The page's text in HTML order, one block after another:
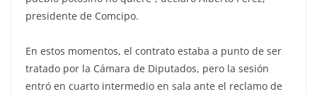
presidente de Comcipo.
En estos momentos, el contrato estaba a punto de ser
tratado por la Cámara de Diputados, pero la sesión
entró en cuarto intermedio en sala ante el reclamo de